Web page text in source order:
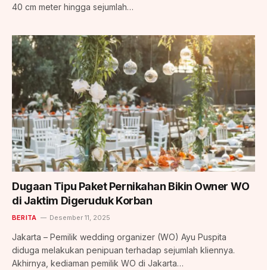
40 cm meter hingga sejumlah…
Dugaan Tipu Paket Pernikahan Bikin Owner WO
di Jaktim Digeruduk Korban
BERITA Desember 11, 2025
Jakarta – Pemilik wedding organizer (WO) Ayu Puspita
diduga melakukan penipuan terhadap sejumlah kliennya.
Akhirnya, kediaman pemilik WO di Jakarta…